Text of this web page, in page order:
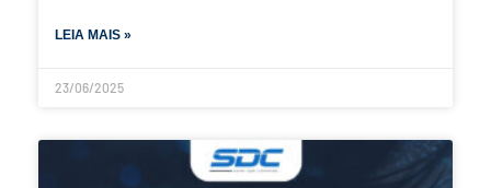
LEIA MAIS »
23/06/2025